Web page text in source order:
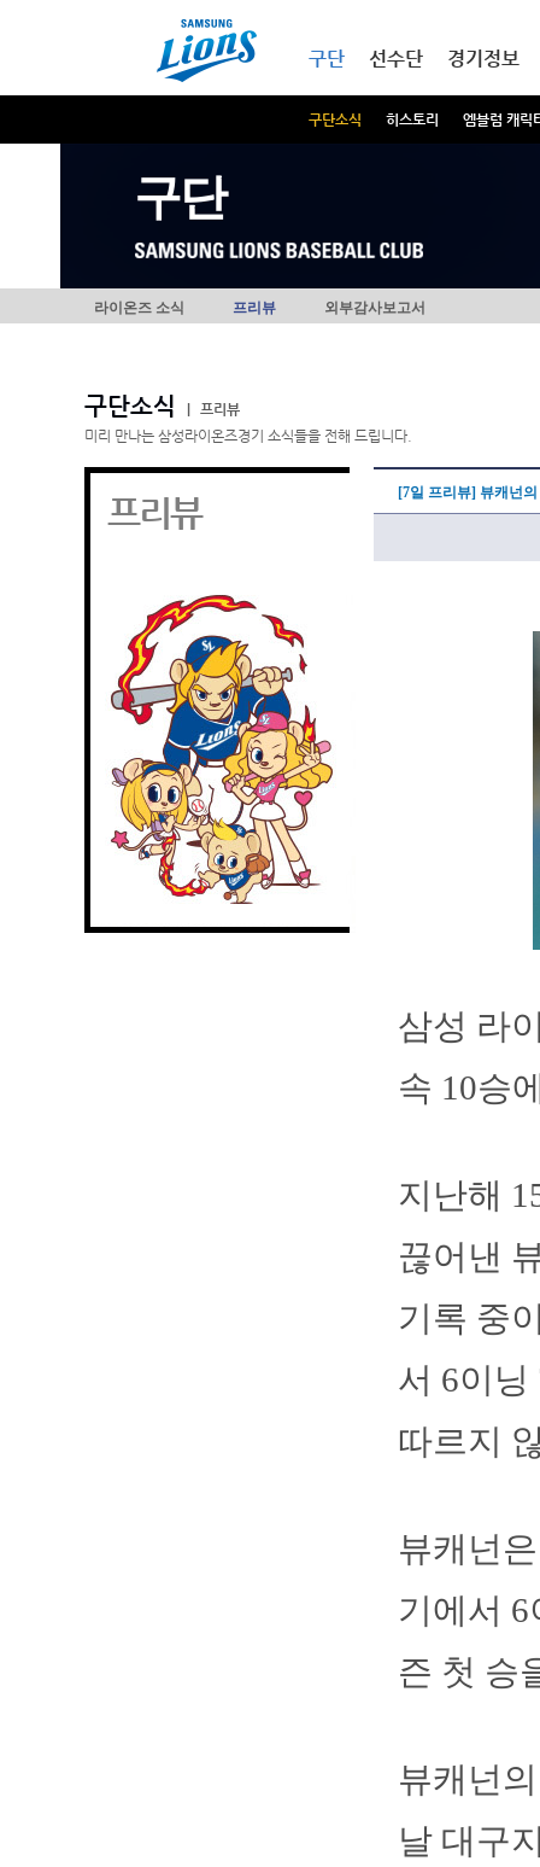
구단
구단소식 히스토리 엠블럼 캐릭
선수단 경기정보
구단
라이온즈 소식 프리뷰 외부감사보고서
구단소식
프리뷰
미리 만나는 삼성라이온즈경기 소식들을 전해 드립니다.
프리뷰 [7일 프리뷰] 뷰캐넌
삼성 라
속 10승
지난해
끊어낸
기록 중
서 6이
따르지
뷰캐넌
기에서
즌 첫 승
뷰캐넌
날 대구